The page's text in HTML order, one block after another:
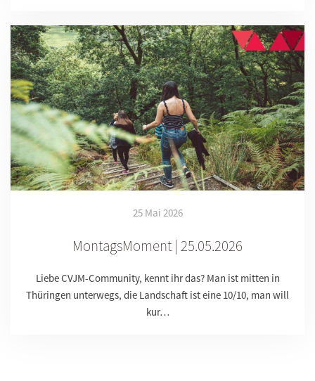
25 Mai 2026
MontagsMoment | 25.05.2026
Liebe CVJM-Community, kennt ihr das? Man ist mitten in
Thüringen unterwegs, die Landschaft ist eine 10/10, man will
kur…